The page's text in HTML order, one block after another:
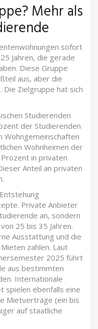
Mehr als
sofort
Jahren, die gerade
Diese Gruppe
aus, aber die
Zielgruppe hat sich
Studierenden
der Studierenden
Wohngemeinschaften
Wohnheimen der
in privaten
Anteil an privaten
Private Anbieter
an, sondern
25 bis 35 Jahren.
Ausstattung und die
zahlen. Laut
2025 führt
aus bestimmten
Internationale
spielen ebenfalls eine
Mietverträge (ein bis
auf staatliche